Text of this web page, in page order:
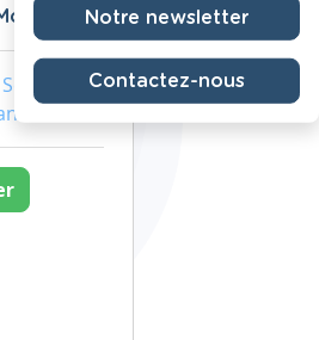
Secondaire
Notre newsletter
Contactez-nous